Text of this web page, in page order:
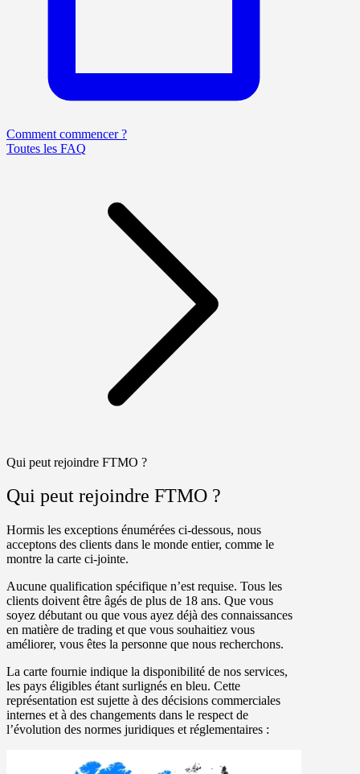
Comment commencer ?
Toutes les FAQ
Qui peut rejoindre FTMO ?
Qui peut rejoindre FTMO ?
Hormis les exceptions énumérées ci-dessous, nous
acceptons des clients dans le monde entier, comme le
montre la carte ci-jointe.
Aucune qualification spécifique n’est requise. Tous les
clients doivent être âgés de plus de 18 ans. Que vous
soyez débutant ou que vous ayez déjà des connaissances
en matière de trading et que vous souhaitiez vous
améliorer, vous êtes la personne que nous recherchons.
La carte fournie indique la disponibilité de nos services,
les pays éligibles étant surlignés en bleu. Cette
représentation est sujette à des décisions commerciales
internes et à des changements dans le respect de
l’évolution des normes juridiques et réglementaires :